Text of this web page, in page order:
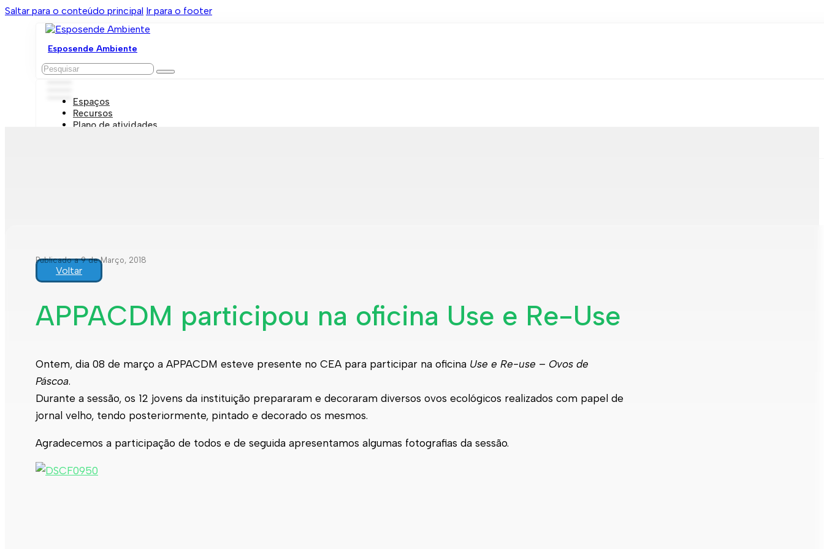
Saltar para o conteúdo principal Ir para o footer
Esposende Ambiente
Pesquisar
Espaços
Recursos
Plano de atividades
Publicado a 9 de Março, 2018
Voltar
APPACDM participou na oficina Use e Re-Use
Ontem, dia 08 de março a APPACDM esteve presente no CEA para participar na oficina Use e Re-use – Ovos de
Páscoa.
Durante a sessão, os 12 jovens da instituição prepararam e decoraram diversos ovos ecológicos realizados com papel de
jornal velho, tendo posteriormente, pintado e decorado os mesmos.
Agradecemos a participação de todos e de seguida apresentamos algumas fotografias da sessão.